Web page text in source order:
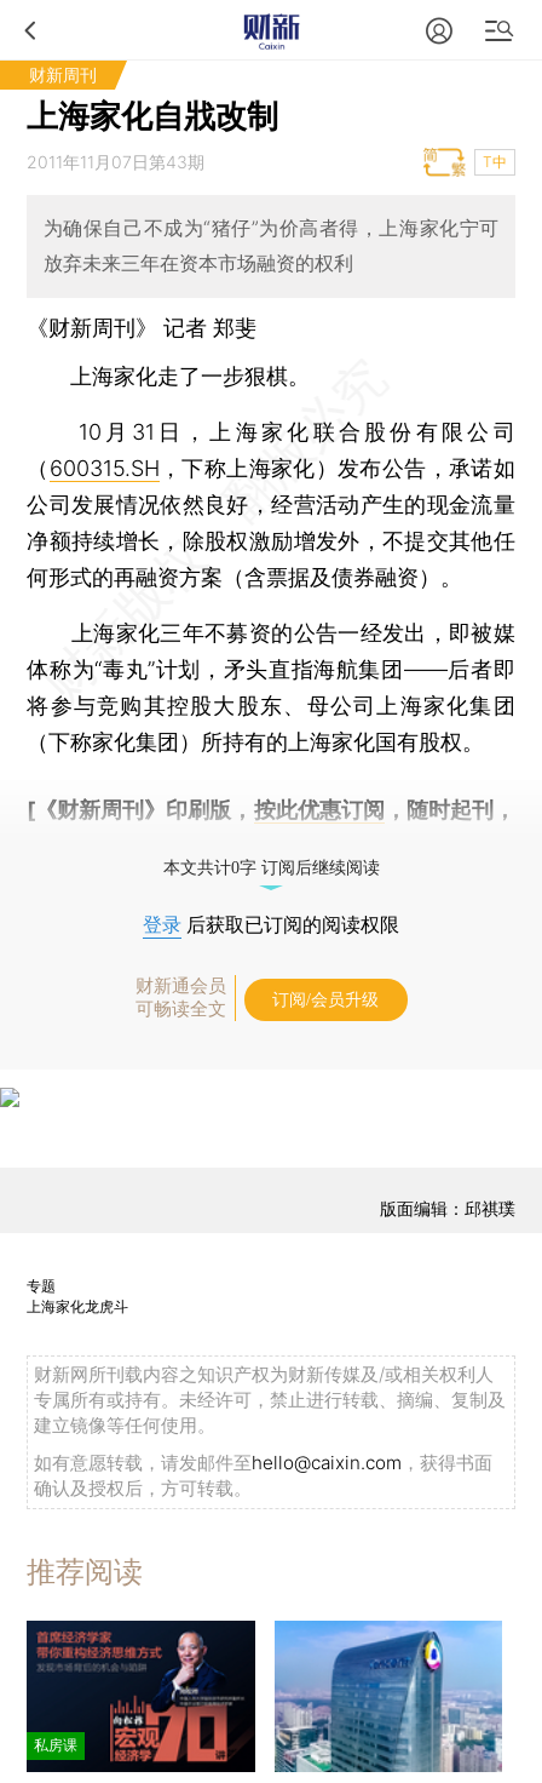
财新周刊
上海家化自戕改制
2011年11月07日第43期 T中
为确保自己不成为“猪仔”为价高者得，上海家化宁可
放弃未来三年在资本市场融资的权利
《财新周刊》 记者 郑斐
上海家化走了一步狠棋。
10月31日，上海家化联合股份有限公司
（ 600315.SH ，下称上海家化）发布公告，承诺如
公司发展情况依然良好，经营活动产生的现金流量
净额持续增长，除股权激励增发外，不提交其他任
何形式的再融资方案（含票据及债券融资）。
上海家化三年不募资的公告一经发出，即被媒
体称为“毒丸”计划，矛头直指海航集团——后者即
将参与竞购其控股大股东、母公司上海家化集团
（下称家化集团）所持有的上海家化国有股权。
[《财新周刊》印刷版， 按此优惠订阅 ，随时起刊，
本文共计0字 订阅后继续阅读
登录 后获取已订阅的阅读权限
财新通会员
可畅读全文
订阅/会员升级
版面编辑：邱祺璞
专题
上海家化龙虎斗
财新网所刊载内容之知识产权为财新传媒及/或相关权利人
专属所有或持有。未经许可，禁止进行转载、摘编、复制及
建立镜像等任何使用。
如有意愿转载，请发邮件至hello@caixin.com ，获得书面
确认及授权后，方可转载。
推荐阅读
私房课